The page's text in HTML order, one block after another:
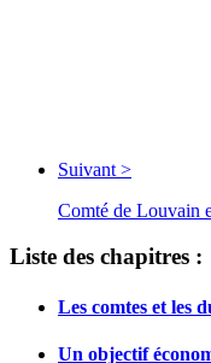
Suivant >
Comté de Louvain
Liste des chapitres :
Les comtes et les
Un objectif